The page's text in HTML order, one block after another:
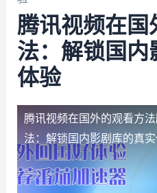
腾讯视频在国
法：解锁国内
体验
腾讯视频在国外的观看方法
法：解锁国内影剧库的真